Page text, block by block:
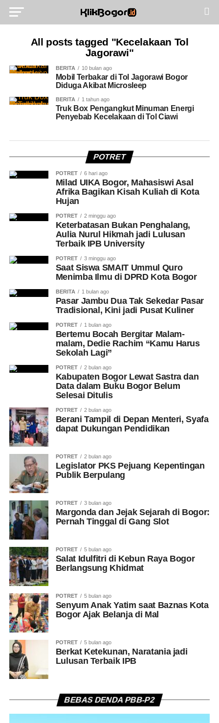
All posts tagged "Kecelakaan Tol
Jagorawi"
BERITA 10 bulan ago
Mobil Terbakar di Tol Jagorawi Bogor
Diduga Akibat Microsleep
BERITA 1 tahun ago
Truk Box Pengangkut Minuman Energi
Penyebab Kecelakaan di Tol Ciawi
POTRET
POTRET 6 hari ago
Milad UIKA Bogor, Mahasiswi Asal
Afrika Bagikan Kisah Kuliah di Kota
Hujan
POTRET 2 minggu ago
Keterbatasan Bukan Penghalang,
Aulia Nurul Hikmah jadi Lulusan
Terbaik IPB University
POTRET 3 minggu ago
Saat Siswa SMAIT Ummul Quro
Menimba Ilmu di DPRD Kota Bogor
BERITA 1 bulan ago
Pasar Jambu Dua Tak Sekedar Pasar
Tradisional, Kini jadi Pusat Kuliner
POTRET 1 bulan ago
Bertemu Bocah Bergitar Malam-
malam, Dedie Rachim “Kamu Harus
Sekolah Lagi”
POTRET 2 bulan ago
Kabupaten Bogor Lewat Sastra dan
Data dalam Buku Bogor Belum
Selesai Ditulis
POTRET 2 bulan ago
Berani Tampil di Depan Menteri, Syafa
dapat Dukungan Pendidikan
POTRET 2 bulan ago
Legislator PKS Pejuang Kepentingan
Publik Berpulang
POTRET 3 bulan ago
Margonda dan Jejak Sejarah di Bogor:
Pernah Tinggal di Gang Slot
POTRET 5 bulan ago
Salat Idulfitri di Kebun Raya Bogor
Berlangsung Khidmat
POTRET 5 bulan ago
Senyum Anak Yatim saat Baznas Kota
Bogor Ajak Belanja di Mal
POTRET 5 bulan ago
Berkat Ketekunan, Naratania jadi
Lulusan Terbaik IPB
BEBAS DENDA PBB-P2